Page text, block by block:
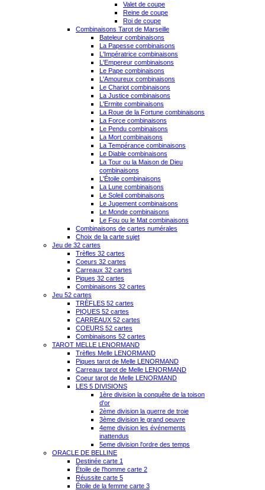
Valet de coupe
Reine de coupe
Roi de coupe
Combinaisons Tarot de Marseille
Bateleur combinaisons
La Papesse combinaisons
L'Impératrice combinaisons
L'Empereur combinaisons
Le Pape combinaisons
L'Amoureux combinaisons
Le Chariot combinaisons
La Justice combinaisons
L'Ermite combinaisons
La Roue de la Fortune combinaisons
La Force combinaisons
Le Pendu combinaisons
La Mort combinaisons
La Tempérance combinaisons
Le Diable combinaisons
La Tour ou la Maison de Dieu
combinaisons
L'Étoile combinaisons
La Lune combinaisons
Le Soleil combinaisons
Le Jugement combinaisons
Le Monde combinaisons
Le Fou ou le Mat combinaisons
Combinaisons de cartes numérales
Choix de la carte sujet
Jeu de 32 cartes
Trèfles 32 cartes
Coeurs 32 cartes
Carreaux 32 cartes
Piques 32 cartes
Combinaisons 32 cartes
Jeu 52 cartes
TRÈFLES 52 cartes
PIQUES 52 cartes
CARREAUX 52 cartes
COEURS 52 cartes
Combinaisons 52 cartes
TAROT MELLE LENORMAND
Trèfles Melle LENORMAND
Piques tarot de Melle LENORMAND
Carreaux tarot de Melle LENORMAND
Coeur tarot de Melle LENORMAND
LES 5 DIVISIONS
1ère division la conquête de la toison
d'or
2ème division la guerre de troie
3ème division le grand oeuvre
4eme division les événements
inattendus
5eme division l'ordre des temps
ORACLE DE BELLINE
Destinée carte 1
Étoile de l'homme carte 2
Réussite carte 5
Étoile de la femme carte 3